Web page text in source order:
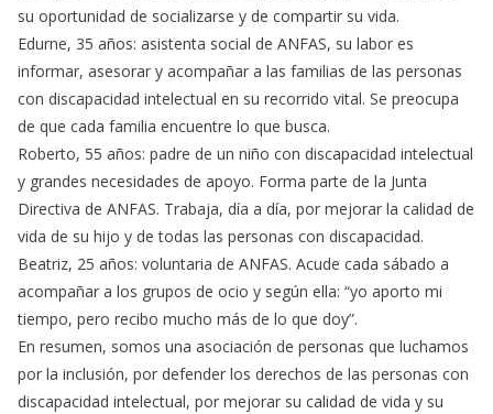
su oportunidad de socializarse y de compartir su vida.
Edurne, 35 años: asistenta social de ANFAS, su labor es
informar, asesorar y acompañar a las familias de las personas
con discapacidad intelectual en su recorrido vital. Se preocupa
de que cada familia encuentre lo que busca.
Roberto, 55 años: padre de un niño con discapacidad intelectual
y grandes necesidades de apoyo. Forma parte de la Junta
Directiva de ANFAS. Trabaja, día a día, por mejorar la calidad de
vida de su hijo y de todas las personas con discapacidad.
Beatriz, 25 años: voluntaria de ANFAS. Acude cada sábado a
acompañar a los grupos de ocio y según ella: “yo aporto mi
tiempo, pero recibo mucho más de lo que doy”.
En resumen, somos una asociación de personas que luchamos
por la inclusión, por defender los derechos de las personas con
discapacidad intelectual, por mejorar su calidad de vida y su